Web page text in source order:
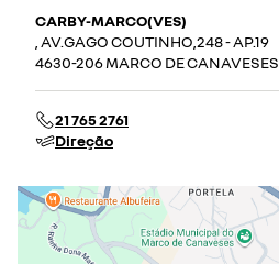
CARBY-MARCO(VES)
, AV.GAGO COUTINHO,248 - AP.19
4630-206 MARCO DE CANAVESES
21 765 2761
Direção